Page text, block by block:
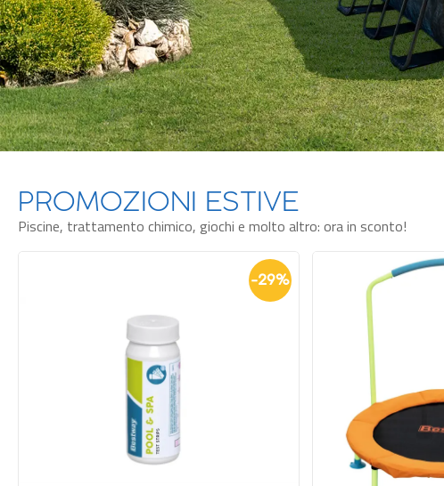
PROMOZIONI ESTIVE
Piscine, trattamento chimico, giochi e molto altro: ora in sconto!
-33%